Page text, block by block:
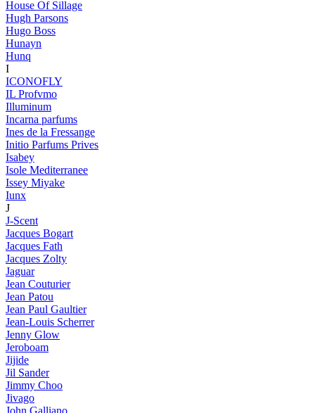
House Of Sillage
Hugh Parsons
Hugo Boss
Hunayn
Hunq
I
ICONOFLY
IL Profvmo
Illuminum
Incarna parfums
Ines de la Fressange
Initio Parfums Prives
Isabey
Isole Mediterranee
Issey Miyake
Iunx
J
J-Scent
Jacques Bogart
Jacques Fath
Jacques Zolty
Jaguar
Jean Couturier
Jean Patou
Jean Paul Gaultier
Jean-Louis Scherrer
Jenny Glow
Jeroboam
Jijide
Jil Sander
Jimmy Choo
Jivago
John Galliano